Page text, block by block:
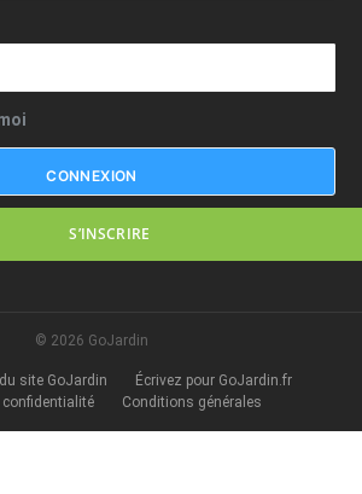
S’INSCRIRE
© 2026 GoJardin
site GoJardin
Écrivez pour GoJardin.fr
confidentialité
Conditions générales